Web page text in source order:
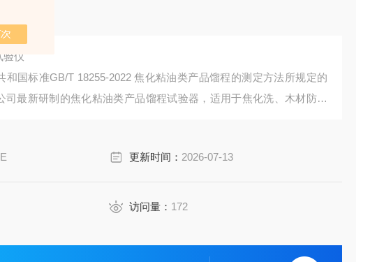
验仪
和国标准GB/T 18255-2022 焦化粘油类产品馏程的测定方法所规定的
司最新研制的焦化粘油类产品馏程试验器，适用于焦化洗、木材防腐
更新时间： 2026-07-13
访问量： 172